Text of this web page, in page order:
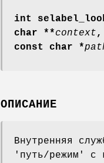
int
char **context,
const char *
ОПИСАНИЕ
Внутренняя
'путь/режим' с